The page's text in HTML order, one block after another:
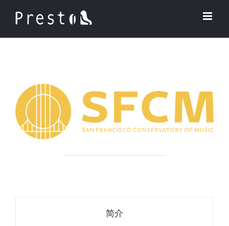
简介